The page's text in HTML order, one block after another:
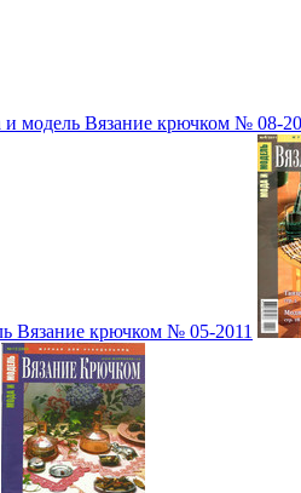
модель Вязание крючком № 08-
Вязание крючком № 05-2011